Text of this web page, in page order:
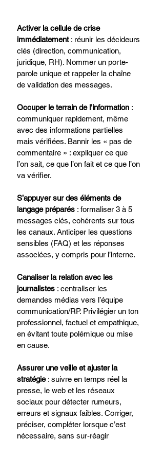
Activer la cellule de crise
immédiatement : réunir les décideurs
clés (direction, communication,
juridique, RH). Nommer un porte-
parole unique et rappeler la chaîne
de validation des messages.
Occuper le terrain de l’information :
communiquer rapidement, même
avec des informations partielles
mais vérifiées. Bannir les « pas de
commentaire » : expliquer ce que
l’on sait, ce que l’on fait et ce que l’on
va vérifier.
S’appuyer sur des éléments de
langage préparés : formaliser 3 à 5
messages clés, cohérents sur tous
les canaux. Anticiper les questions
sensibles (FAQ) et les réponses
associées, y compris pour l’interne.
Canaliser la relation avec les
journalistes : centraliser les
demandes médias vers l’équipe
communication/RP. Privilégier un ton
professionnel, factuel et empathique,
en évitant toute polémique ou mise
en cause.
Assurer une veille et ajuster la
stratégie : suivre en temps réel la
presse, le web et les réseaux
sociaux pour détecter rumeurs,
erreurs et signaux faibles. Corriger,
préciser, compléter lorsque c’est
nécessaire, sans sur-réagir